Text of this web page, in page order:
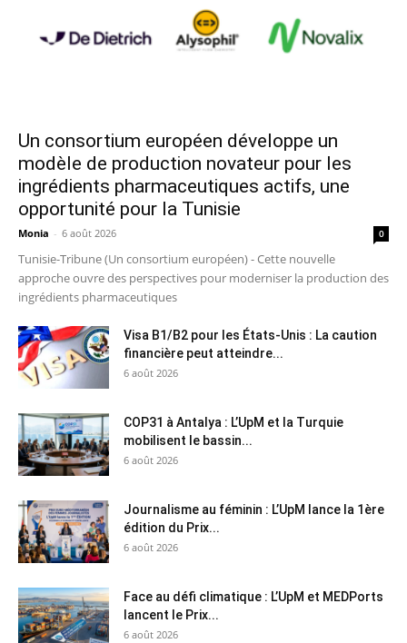
Un consortium européen développe un
modèle de production novateur pour les
ingrédients pharmaceutiques actifs, une
opportunité pour la Tunisie
Monia - 6 août 2026 0
Tunisie-Tribune (Un consortium européen) - Cette nouvelle
approche ouvre des perspectives pour moderniser la production des
ingrédients pharmaceutiques
Visa B1/B2 pour les États-Unis : La caution
financière peut atteindre...
6 août 2026
COP31 à Antalya : L’UpM et la Turquie
mobilisent le bassin...
6 août 2026
Journalisme au féminin : L’UpM lance la 1ère
édition du Prix...
6 août 2026
Face au défi climatique : L’UpM et MEDPorts
lancent le Prix...
6 août 2026